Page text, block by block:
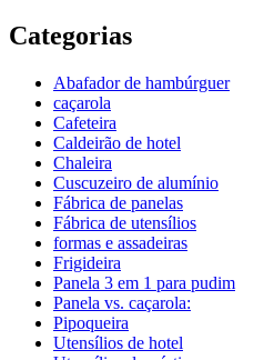
Categorias
Abafador de hambúrguer
caçarola
Cafeteira
Caldeirão de hotel
Chaleira
Cuscuzeiro de alumínio
Fábrica de panelas
Fábrica de utensílios
formas e assadeiras
Frigideira
Panela 3 em 1 para pudim
Panela vs. caçarola:
Pipoqueira
Utensílios de hotel